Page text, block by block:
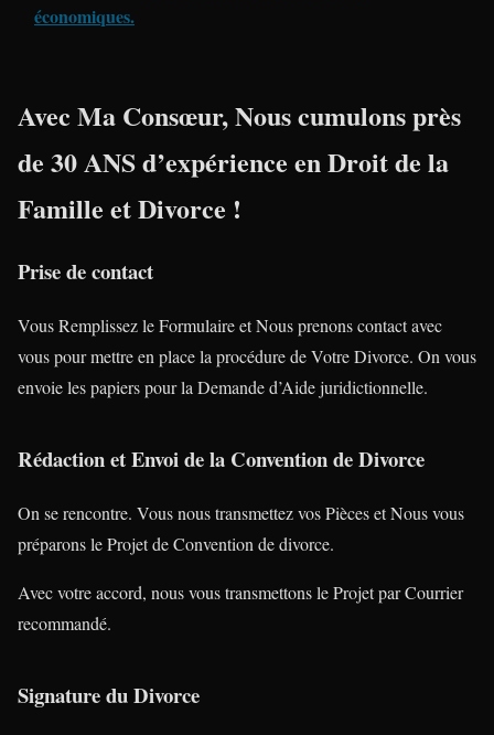
économiques.
Avec Ma Consœur, Nous cumulons près
de 30 ANSd’expérience enDroit de la
Famille etDivorce !
Prise de contact
Vous Remplissez le Formulaire et Nous prenons contact avec
vous pour mettre en place la procédure de Votre Divorce. On vous
envoie les papiers pour la Demande d’Aide juridictionnelle.
Rédaction et Envoi de la Convention de Divorce
On se rencontre. Vous nous transmettez vos Pièces et Nous vous
préparons le Projet de Convention de divorce.
Avec votre accord, nous vous transmettons le Projet par Courrier
recommandé.
Signature du Divorce